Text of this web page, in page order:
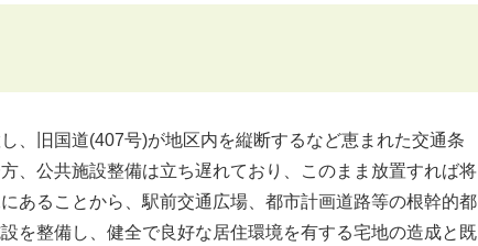
、旧国道(407号)が地区内を縦断するなど恵まれた交通条
、公共施設整備は立ち遅れており、このまま放置すれば将
あることから、駅前交通広場、都市計画道路等の根幹的都
を整備し、健全で良好な居住環境を有する宅地の造成と既